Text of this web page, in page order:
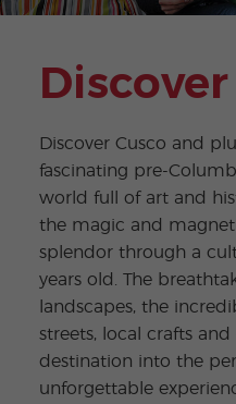
Discover Cusco and
fascinating pre-
world full of art and
the magic and
splendor through a
years old. The
landscapes, the
streets, local crafts
destination into the
unforgettable